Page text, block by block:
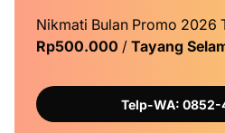
Nikmati Bulan Promo 2026
Rp500.000 / Tayang
Telp-WA: 0852-